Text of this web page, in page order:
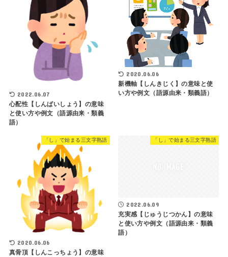
2022.06.07
心配性【しんぱいしょう】の意味
と使い方や例文（語源由来・類義
語）
2020.06.06
新機軸【しんきじく】の意味と使
い方や例文（語源由来・類義語）
「し」で始まる三文字熟語
2020.06.06
真骨頂【しんこっちょう】の意味
「し」で始まる三文字熟語
2022.06.09
充実感【じゅうじつかん】の意味
と使い方や例文（語源由来・類義
語）